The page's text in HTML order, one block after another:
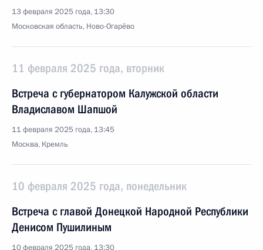
13 февраля 2025 года, 13:30
Московская область, Ново-Огарёво
11 февраля 2025 года, вторник
Встреча с губернатором Калужской области
Владиславом Шапшой
11 февраля 2025 года, 13:45
Москва, Кремль
10 февраля 2025 года, понедельник
Встреча с главой Донецкой Народной Республики
Денисом Пушилиным
10 февраля 2025 года, 13:30